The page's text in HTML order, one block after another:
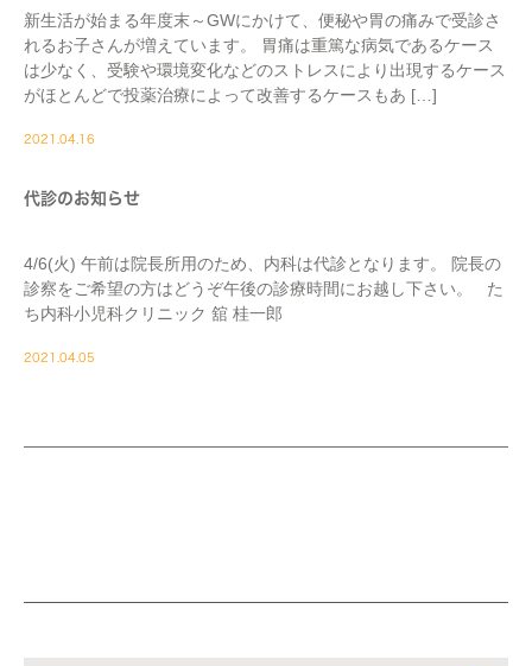
新生活が始まる年度末～GWにかけて、便秘や胃の痛みで受診さ
れるお子さんが増えています。 胃痛は重篤な病気であるケース
は少なく、受験や環境変化などのストレスにより出現するケース
がほとんどで投薬治療によって改善するケースもあ […]
2021.04.16
代診のお知らせ
4/6(火) 午前は院長所用のため、内科は代診となります。 院長の
診察をご希望の方はどうぞ午後の診療時間にお越し下さい。 た
ち内科小児科クリニック 舘 桂一郎
2021.04.05